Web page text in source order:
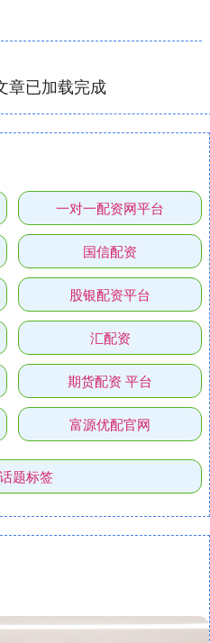
章已加载完成
一对一配资网平台
国信配资
股银配资平台
汇配资
期货配资 平台
富源优配官网
题标签